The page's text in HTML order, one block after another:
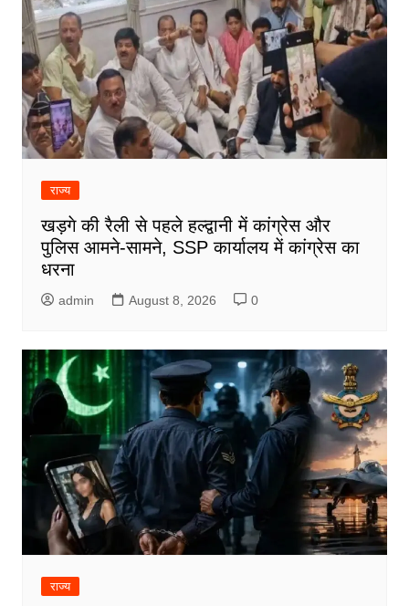
राज्य
खड़गे की रैली से पहले हल्द्वानी में कांग्रेस और
पुलिस आमने-सामने, SSP कार्यालय में कांग्रेस का
धरना
admin August 8, 2026 0
राज्य